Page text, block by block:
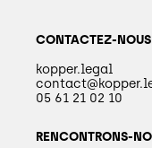
CONTACTEZ-NOUS
kopper.legal
05 61 21 02 10
RENCONTRONS-